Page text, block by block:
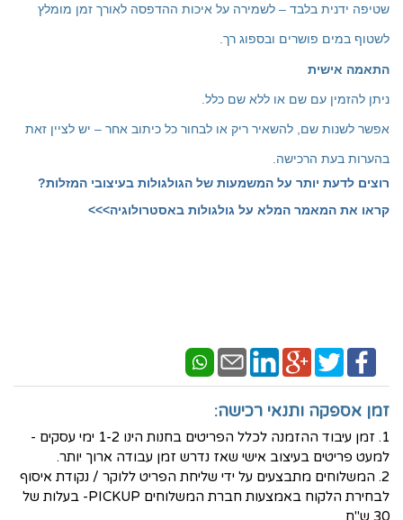
שטיפה ידנית בלבד – לשמירה על איכות ההדפסה לאורך זמן מומלץ
לשטוף במים פושרים ובספוג רך.
התאמה אישית
ניתן להזמין עם שם או ללא שם כלל.
אפשר לשנות שם, להשאיר ריק או לבחור כל כיתוב אחר – יש לציין זאת
בהערות בעת הרכישה.
רוצים לדעת יותר על המשמעות של הגולגולות בעיצובי המזלות?
קראו את המאמר המלא על גולגולות באסטרולוגיה>>>
זמן אספקה ותנאי רכישה:
1. זמן עיבוד ההזמנה לכלל הפריטים בחנות הינו 1-2 ימי עסקים -
למעט פריטים בעיצוב אישי שאז נדרש זמן עבודה ארוך יותר.
2. המשלוחים מתבצעים על ידי שליחת הפריט ללוקר / נקודת איסוף
לבחירת הלקוח באמצעות חברת המשלוחים PICKUP- בעלות של
30 ש"ח